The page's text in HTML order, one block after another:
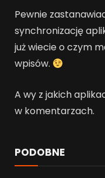
Pewnie
synchronizację
już wiecie o czym
wpisów.
A wy z jakich
w komentarzach.
PODOBNE